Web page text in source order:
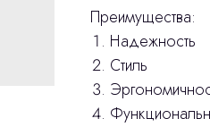
Преимущества:
Надежность
Стиль